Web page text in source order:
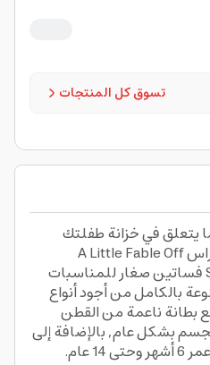
تسوق كل المنتجات
يتعلق في خزانة طفلتك
باختيارك فستان بناتي للأعراس A Little Fable Off
Shoulder Cream Pie Dress فساتين صغار للمناسبات
بالكامل من أجود أنواع
بطانة ناعمة من القطن
بشكل عام, بالإضافة إلى
عام.